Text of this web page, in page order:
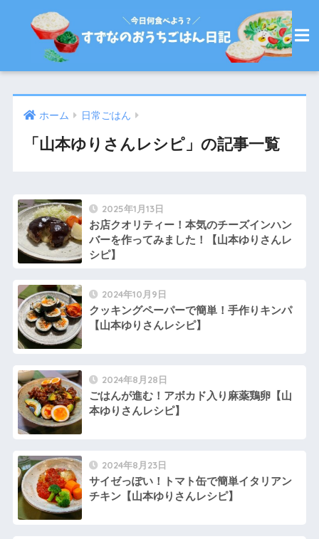
ホーム 日常ごはん
「山本ゆりさんレシピ」の記事一覧
2025年1月13日
お店クオリティー！本気のチーズインハン
バーを作ってみました！【山本ゆりさんレ
シピ】
2024年10月9日
クッキングペーパーで簡単！手作りキンパ
【山本ゆりさんレシピ】
2024年8月28日
ごはんが進む！アボカド入り麻薬鶏卵【山
本ゆりさんレシピ】
2024年8月23日
サイゼっぽい！トマト缶で簡単イタリアン
チキン【山本ゆりさんレシピ】